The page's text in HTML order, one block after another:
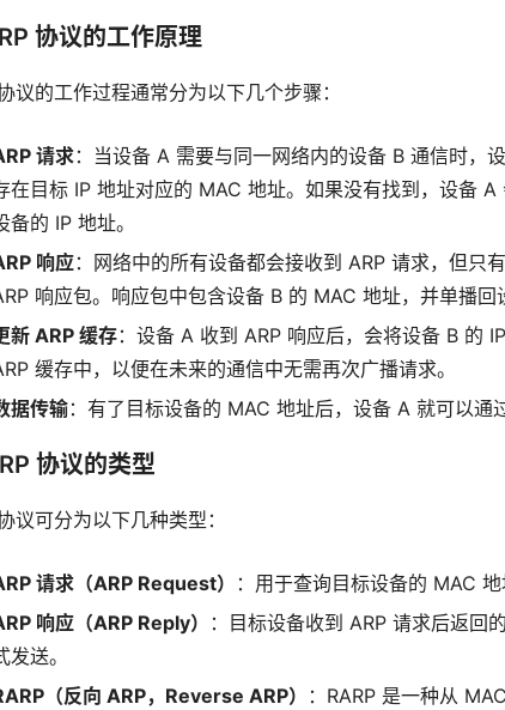
协议的工作原理
议的工作过程通常分为以下几个步骤：
请求：当设备 A 需要与同一网络内的设备 B 通信时，
在目标 IP 地址对应的 MAC 地址。如果没有找到，设备
备的 IP 地址。
响应：网络中的所有设备都会接收到 ARP 请求，但只
响应包。响应包中包含设备 B 的 MAC 地址，并单播回
新 ARP 缓存：设备 A 收到 ARP 响应后，会将设备 B 的
缓存中，以便在未来的通信中无需再次广播请求。
据传输：有了目标设备的 MAC 地址后，设备 A 就可以通
协议的类型
议可分为以下几种类型：
请求（ARP Request）
：用于查询目标设备的 MAC 地
响应（ARP Reply）
：目标设备收到 ARP 请求后返回
发送。
（反向 ARP，Reverse ARP）
：RARP 是一种从